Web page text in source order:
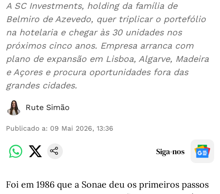
A SC Investments, holding da família de
Belmiro de Azevedo, quer triplicar o portefólio
na hotelaria e chegar às 30 unidades nos
próximos cinco anos. Empresa arranca com
plano de expansão em Lisboa, Algarve, Madeira
e Açores e procura oportunidades fora das
grandes cidades.
Rute Simão
Publicado a: 09 Mai 2026, 13:36
Siga-nos
Foi em 1986 que a Sonae deu os primeiros passos